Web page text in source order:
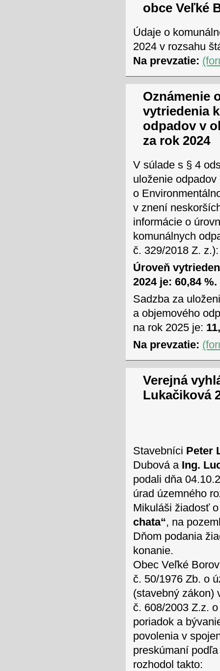
obce Veľké
Údaje o
2024 v rozsahu
Na prevzatie:
Oznámenie
vytriedenia
odpadov v
za rok 2024
V súlade s § 4
uloženie
o
v znení
informácie o
komunálnych
č. 329/2018 Z. z.):
Úroveň
2024 je: 60,84 %.
Sadzba za
a objemového
na rok 2025 je:
Na prevzatie:
Verejná
Lukačiková
Stavebníci Peter
Dubová a Ing.
podali dňa
úrad územného
Mikuláši žiadosť
chata“, na
Dňom podania
konanie.
Obec Veľké
č. 50/1976 Zb. o
(stavebný zákon)
č. 608/2003 Z.z.
poriadok a
povolenia v
preskúmaní
rozhodol takto: